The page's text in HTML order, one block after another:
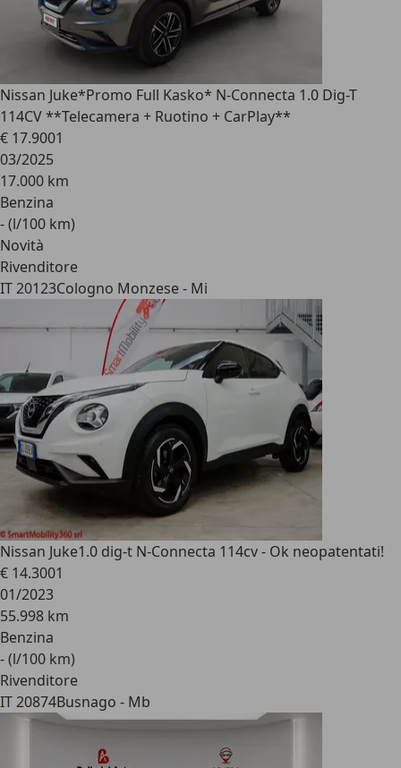
Nissan Juke*Promo Full Kasko* N-Connecta 1.0 Dig-T
114CV **Telecamera + Ruotino + CarPlay**
€ 17.9001
03/2025
17.000 km
Benzina
- (l/100 km)
Novità
Rivenditore
IT 20123Cologno Monzese - Mi
Nissan Juke1.0 dig-t N-Connecta 114cv - Ok neopatentati!
€ 14.3001
01/2023
55.998 km
Benzina
- (l/100 km)
Rivenditore
IT 20874Busnago - Mb